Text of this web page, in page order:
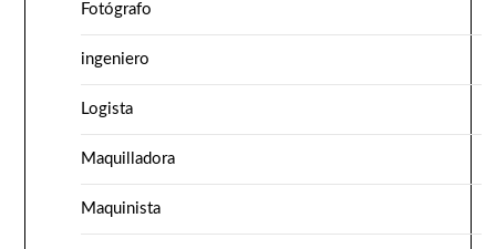
Fotógrafo
ingeniero
Logista
Maquilladora
Maquinista